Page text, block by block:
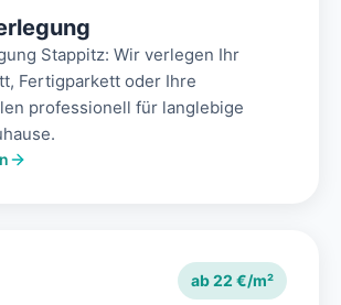
Stappitz: Wir verlegen Ihr
Fertigparkett oder Ihre
professionell für langlebige
ab 22 €/m²